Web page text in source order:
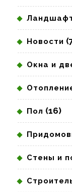
Новости
Окна и
Пол (16)
Стены и